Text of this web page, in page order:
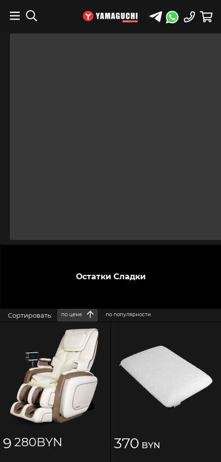
Остатки Сладки
Сортировать: по цене по популярности
9 280BYN 370 BYN